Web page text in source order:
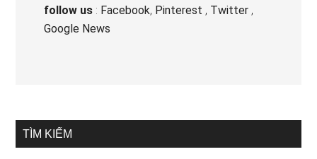
follow us : Facebook, Pinterest , Twitter ,
Google News
TÌM KIẾM